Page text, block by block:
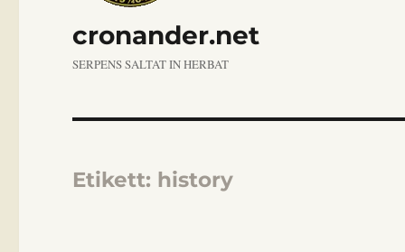
cronander.net
SERPENS SALTAT IN HERBAT
Etikett: history